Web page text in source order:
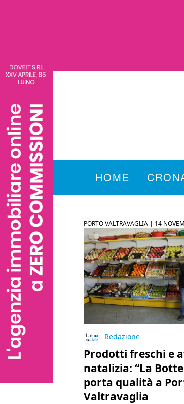
HOME
PORTO VALTRAVAGLIA | 14
Redazione
Prodotti freschi e
natalizia: “La
porta qualità a
Valtravaglia